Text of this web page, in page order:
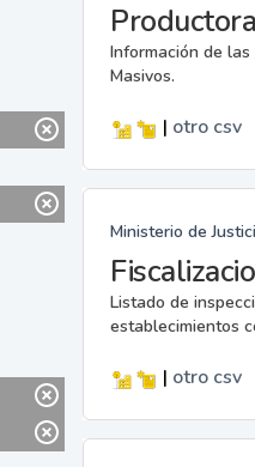
Información de
Masivos.
| otro csv
Ministerio de
Listado de
establecimientos
| otro csv